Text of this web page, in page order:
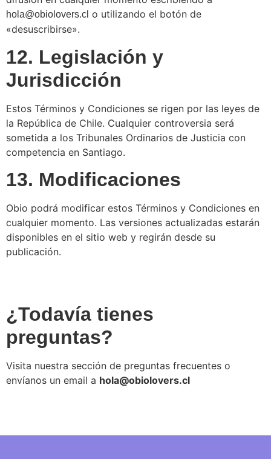
hola@obiolovers.cl o utilizando el botón de
«desuscribirse».
12. Legislación y
Jurisdicción
Estos Términos y Condiciones se rigen por las leyes de
la República de Chile. Cualquier controversia será
sometida a los Tribunales Ordinarios de Justicia con
competencia en Santiago.
13. Modificaciones
Obio podrá modificar estos Términos y Condiciones en
cualquier momento. Las versiones actualizadas estarán
disponibles en el sitio web y regirán desde su
publicación.
¿Todavía tienes
preguntas?
Visita nuestra sección de preguntas frecuentes o
envíanos un email a hola@obiolovers.cl